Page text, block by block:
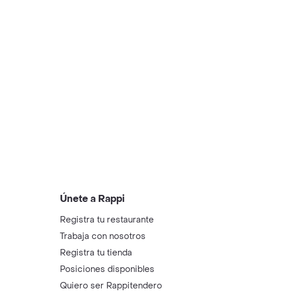
Únete a Rappi
Registra tu restaurante
Trabaja con nosotros
Registra tu tienda
Posiciones disponibles
Quiero ser Rappitendero